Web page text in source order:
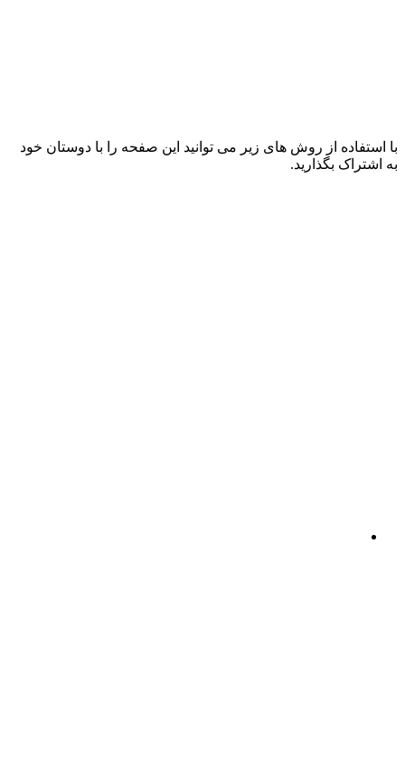
با استفاده از روش های زیر می توانید این صفحه را با دوستان خود
به اشتراک بگذارید.